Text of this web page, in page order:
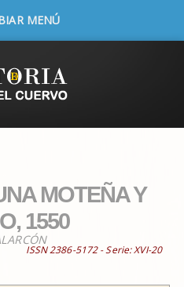
MENÚ
MOTEÑA Y
1550
ISSN 2386-5172 - Serie:XVI-20